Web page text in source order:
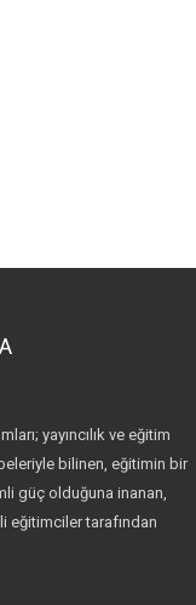
yayıncılık ve eğitim
bilinen, eğitimin bir
güç olduğuna inanan,
eğitimciler tarafından